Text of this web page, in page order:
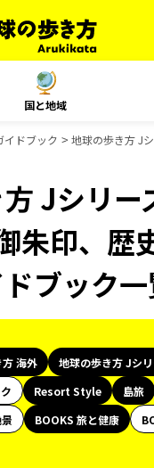
国と地域
イドブック 地球の歩き方 J
Jシリ
朱印、歴
ブック
海外 地球の歩き方 Jシリ
Resort Style 島旅
BOOKS 旅と健康